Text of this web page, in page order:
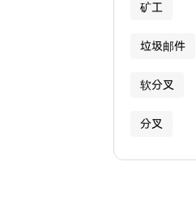
矿工
垃圾邮件
软分叉
分叉